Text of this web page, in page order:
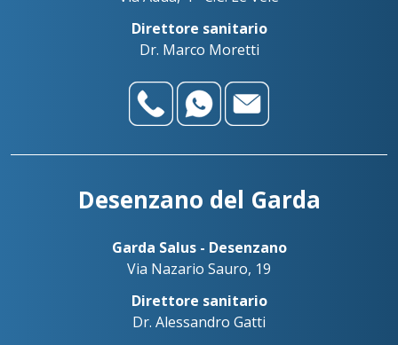
Direttore sanitario
Dr. Marco Moretti
Desenzano del Garda
Garda Salus - Desenzano
Via Nazario Sauro, 19
Direttore sanitario
Dr. Alessandro Gatti